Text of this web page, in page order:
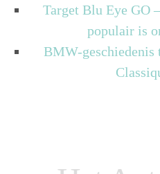
Target Blu Eye GO
populair is
BMW-geschiedenis